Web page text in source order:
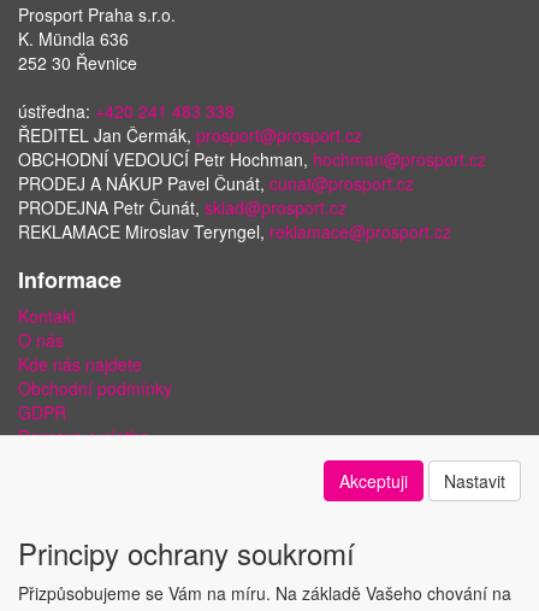
Prosport Praha s.r.o.
K. Mündla 636
252 30 Řevnice
ústředna: +420 241 483 338
ŘEDITEL Jan Čermák, prosport@prosport.cz
OBCHODNÍ VEDOUCÍ Petr Hochman, hochman@prosport.cz
PRODEJ A NÁKUP Pavel Čunát, cunat@prosport.cz
PRODEJNA Petr Čunát, sklad@prosport.cz
REKLAMACE Miroslav Teryngel, reklamace@prosport.cz
Informace
Kontakt
O nás
Kde nás najdete
Obchodní podmínky
GDPR
Doprava a platba
Akceptuji Nastavit
Principy ochrany soukromí
Přizpůsobujeme se Vám na míru. Na základě Vašeho chování na